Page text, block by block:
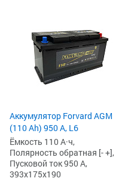
Аккумулятор Forvard AGM
(110 Ah) 950 А, L6
Ёмкость 110 А·ч,
Полярность обратная [- +],
Пусковой ток 950 А,
393x175x190